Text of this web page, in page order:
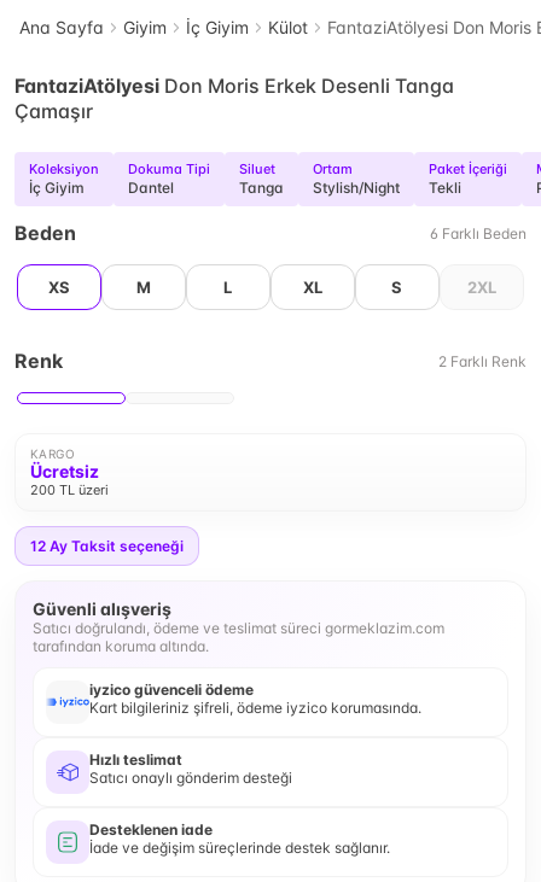
Ana Sayfa Giyim İç Giyim Külot FantaziAtölyesi Don Moris
FantaziAtölyesi Don Moris Erkek Desenli Tanga
Çamaşır
Koleksiyon
İç Giyim
Dokuma Tipi
Dantel
Siluet
Tanga
Ortam
Stylish/Night
Paket İçeriği
Tekli
Beden 6 Farklı Beden
XS M L XL S 2XL
Renk 2 Farklı Renk
KARGO
Ücretsiz
200 TL üzeri
12 Ay Taksit seçeneği
Güvenli alışveriş
Satıcı doğrulandı, ödeme ve teslimat süreci gormeklazim.com
tarafından koruma altında.
iyzico güvenceli ödeme
Kart bilgileriniz şifreli, ödeme iyzico korumasında.
Hızlı teslimat
Satıcı onaylı gönderim desteği
Desteklenen iade
İade ve değişim süreçlerinde destek sağlanır.